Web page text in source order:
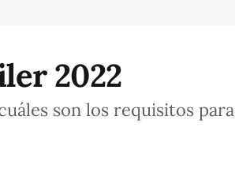
2022
son los requisitos para